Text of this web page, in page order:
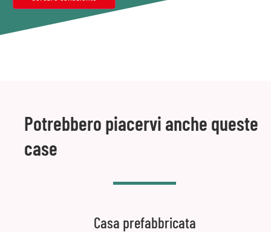
Potrebbero piacervi anche queste
case
Casa prefabbricata